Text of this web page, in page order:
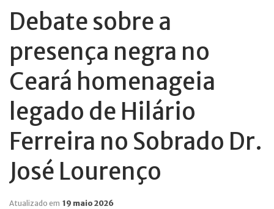
Debate sobre a
presença negra no
Ceará homenageia
legado de Hilário
Ferreira no Sobrado Dr.
José Lourenço
Atualizado em 19 maio 2026